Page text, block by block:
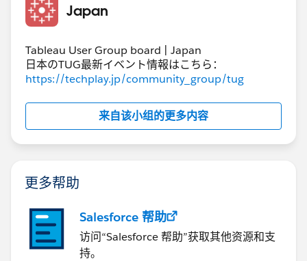
Japan
Tableau User Group board | Japan
日本のTUG最新イベント情報はこちら：
https://techplay.jp/community_group/tug
来自该小组的更多内容
更多帮助
Salesforce 帮助
访问“Salesforce 帮助”获取其他资源和支
持。